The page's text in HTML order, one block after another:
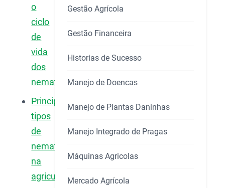
o
ciclo
de
vida
dos
nematoides
Principais
tipos
de
nematoides
na
agricultura
Gestão Agrícola
Gestão Financeira
Historias de Sucesso
Manejo de Doencas
Manejo de Plantas Daninhas
Manejo Integrado de Pragas
Máquinas Agricolas
Mercado Agrícola